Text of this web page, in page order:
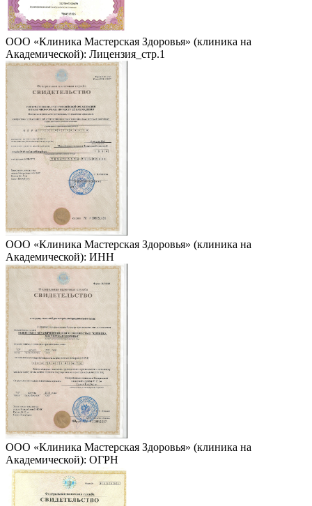
ООО «Клиника Мастерская Здоровья» (клиника на
Академической): Лицензия_стр.1
ООО «Клиника Мастерская Здоровья» (клиника на
Академической): ИНН
ООО «Клиника Мастерская Здоровья» (клиника на
Академической): ОГРН